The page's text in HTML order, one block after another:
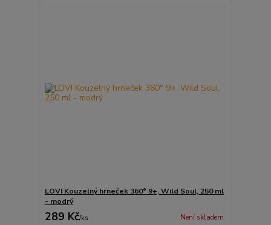
LOVI Kouzelný hrneček 360° 9+, Wild Soul, 250 ml
- modrý
289 Kč/ks Není skladem